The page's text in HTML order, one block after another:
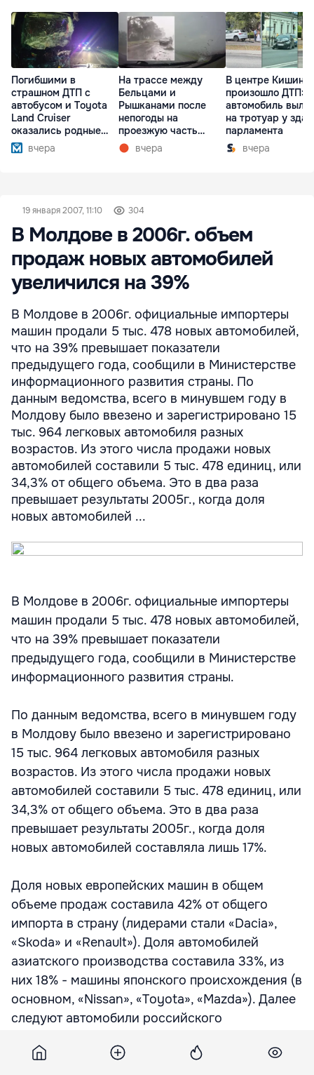
Погибшими в
страшном ДТП с
автобусом и Toyota
Land Cruiser
оказались родные
братьявчера
На трассе между
Бельцами и
Рышканами после
непогоды на
проезжую часть
упали деревья
вчера
В центре
произошло ДТП:
автомобиль
на тротуар у
парламента
вчера
19 января 2007, 11:10 304
В Молдове в 2006г. объем
продаж новых автомобилей
увеличился на 39%
В Молдове в 2006г. официальные импортеры
машин продали 5 тыс. 478 новых автомобилей,
что на 39% превышает показатели
предыдущего года, сообщили в Министерстве
информационного развития страны. По
данным ведомства, всего в минувшем году в
Молдову было ввезено и зарегистрировано 15
тыс. 964 легковых автомобиля разных
возрастов. Из этого числа продажи новых
автомобилей составили 5 тыс. 478 единиц, или
34,3% от общего объема. Это в два раза
превышает результаты 2005г., когда доля
новых автомобилей ...
В Молдове в 2006г. официальные импортеры
машин продали 5 тыс. 478 новых автомобилей,
что на 39% превышает показатели
предыдущего года, сообщили в Министерстве
информационного развития страны.
По данным ведомства, всего в минувшем году
в Молдову было ввезено и зарегистрировано
15 тыс. 964 легковых автомобиля разных
возрастов. Из этого числа продажи новых
автомобилей составили 5 тыс. 478 единиц, или
34,3% от общего объема. Это в два раза
превышает результаты 2005г., когда доля
новых автомобилей составляла лишь 17%.
Доля новых европейских машин в общем
объеме продаж составила 42% от общего
импорта в страну (лидерами стали «Dacia»,
«Skoda» и «Renault»). Доля автомобилей
азиатского производства составила 33%, из
них 18% - машины японского происхождения (в
основном, «Nissan», «Toyota», «Mazda»). Далее
следуют автомобили российского
проданных в Молдове в 2006г. (в основном,